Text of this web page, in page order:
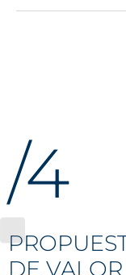
DE VALOR
/4